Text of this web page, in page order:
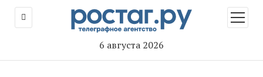
6 августа 2026
меню